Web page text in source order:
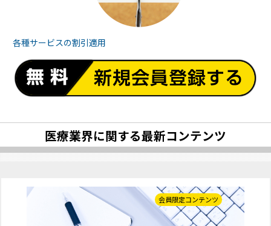
各種サービスの割引適用
医療業界に関する最新コンテンツ
会員限定コンテンツ